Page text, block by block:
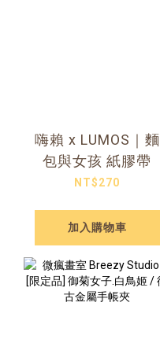
嗨賴 x LUMOS｜麵
包與女孩 紙膠帶
NT$270
加入購物車